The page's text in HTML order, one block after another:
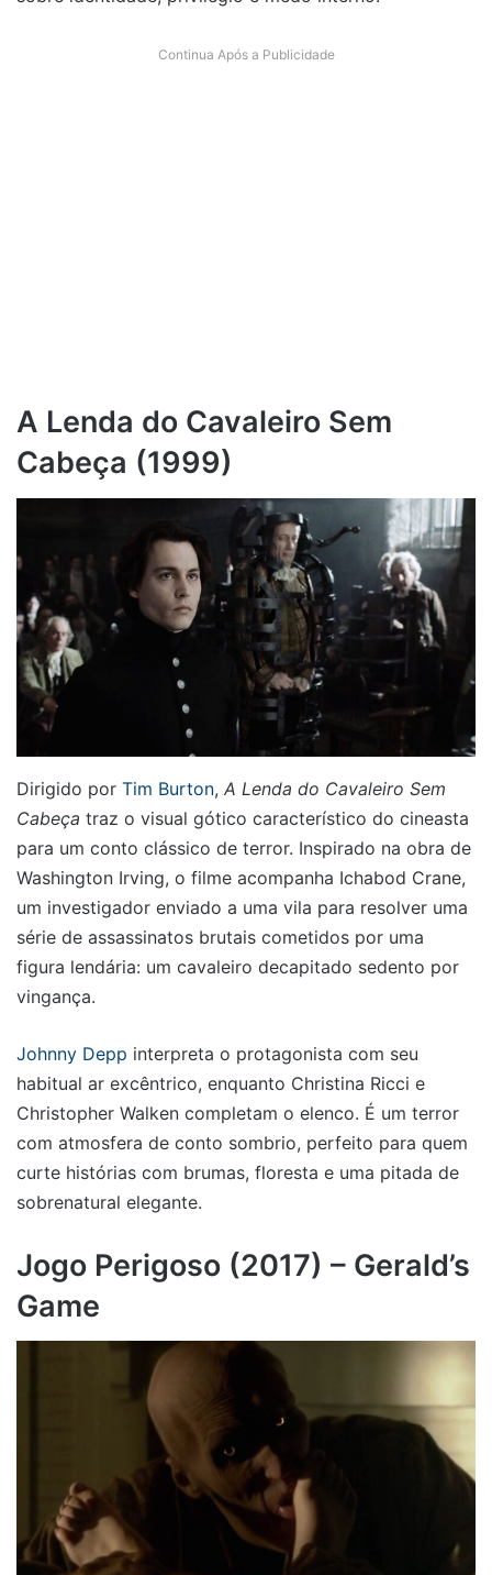
Continua Após a Publicidade
A Lenda do Cavaleiro Sem
Cabeça (1999)
Dirigido por Tim Burton, A Lenda do Cavaleiro Sem
Cabeça traz o visual gótico característico do cineasta
para um conto clássico de terror. Inspirado na obra de
Washington Irving, o filme acompanha Ichabod Crane,
um investigador enviado a uma vila para resolver uma
série de assassinatos brutais cometidos por uma
figura lendária: um cavaleiro decapitado sedento por
vingança.
Johnny Depp interpreta o protagonista com seu
habitual ar excêntrico, enquanto Christina Ricci e
Christopher Walken completam o elenco. É um terror
com atmosfera de conto sombrio, perfeito para quem
curte histórias com brumas, floresta e uma pitada de
sobrenatural elegante.
Jogo Perigoso (2017) – Gerald’s
Game